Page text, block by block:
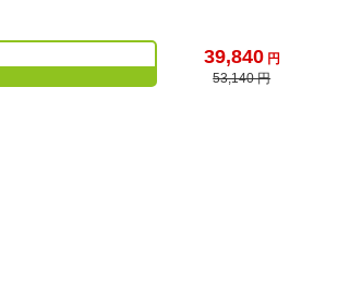
39,840円
53,140 円